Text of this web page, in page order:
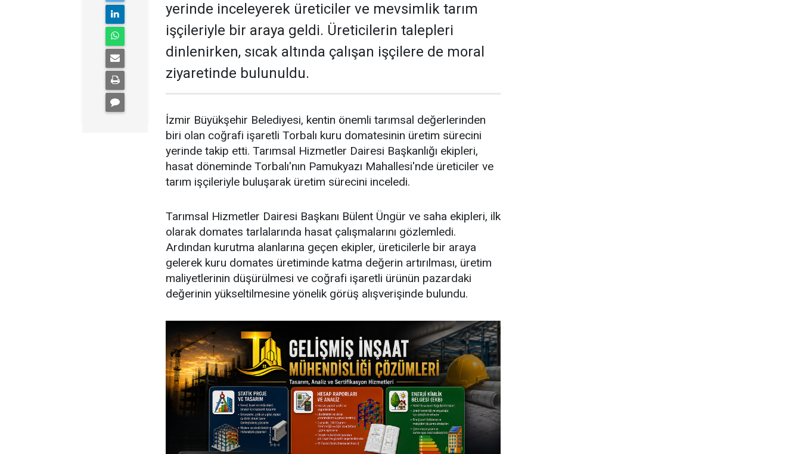
yerinde inceleyerek üreticiler ve mevsimlik tarım
işçileriyle bir araya geldi. Üreticilerin talepleri
dinlenirken, sıcak altında çalışan işçilere de moral
ziyaretinde bulunuldu.
İzmir Büyükşehir Belediyesi, kentin önemli tarımsal değerlerinden
biri olan coğrafi işaretli Torbalı kuru domatesinin üretim sürecini
yerinde takip etti. Tarımsal Hizmetler Dairesi Başkanlığı ekipleri,
hasat döneminde Torbalı'nın Pamukyazı Mahallesi'nde üreticiler ve
tarım işçileriyle buluşarak üretim sürecini inceledi.
Tarımsal Hizmetler Dairesi Başkanı Bülent Üngür ve saha ekipleri, ilk
olarak domates tarlalarında hasat çalışmalarını gözlemledi.
Ardından kurutma alanlarına geçen ekipler, üreticilerle bir araya
gelerek kuru domates üretiminde katma değerin artırılması, üretim
maliyetlerinin düşürülmesi ve coğrafi işaretli ürünün pazardaki
değerinin yükseltilmesine yönelik görüş alışverişinde bulundu.